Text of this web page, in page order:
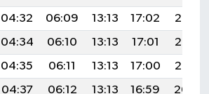
04:32 06:09 13:13 17:02
20:08
04:34 06:10 13:13 17:01
20:07
04:35 06:11 13:13 17:00
20:05
04:37 06:12 13:13 16:59
20:04